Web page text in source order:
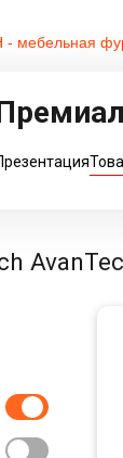
- мебельная